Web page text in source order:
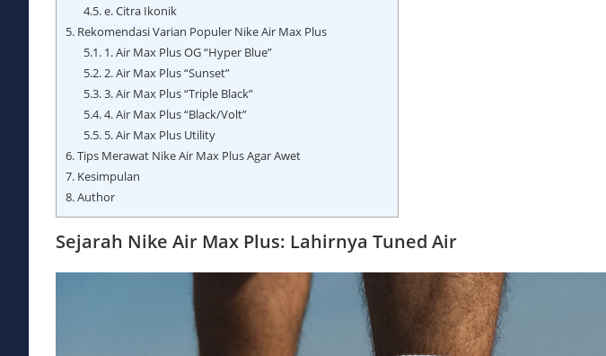
4.5.e. Citra Ikonik
5. Rekomendasi Varian Populer Nike Air Max Plus
5.1.1. Air Max Plus OG “Hyper Blue”
5.2.2. Air Max Plus “Sunset”
5.3.3. Air Max Plus “Triple Black”
5.4.4. Air Max Plus “Black/Volt”
5.5.5. Air Max Plus Utility
6.Tips Merawat Nike Air Max Plus Agar Awet
7. Kesimpulan
8.Author
Sejarah Nike Air Max Plus: Lahirnya Tuned Air